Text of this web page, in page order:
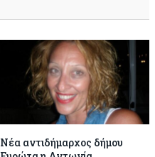
Νέα αντιδήμαρχος δήμου